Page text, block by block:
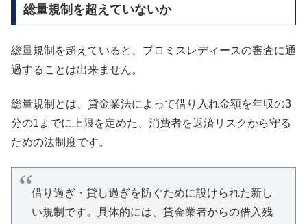
総量規制を超えていないか
総量規制を超えていると、プロミスレディースの審査に通
過することは出来ません。
総量規制とは、貸金業法によって借り入れ金額を年収の3
分の1までに上限を定めた、消費者を返済リスクから守る
ための法制度です。
借り過ぎ・貸し過ぎを防ぐために設けられた新し
い規制です。具体的には、貸金業者からの借入残